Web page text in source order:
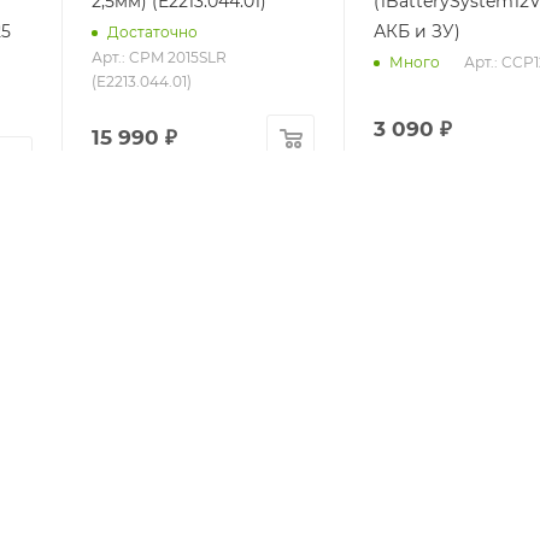
Достаточно
Арт.: CPM 2015SLR
(E2213.044.01)
15 990 ₽
АКБ и ЗУ)
Много Арт.:
3 090 ₽